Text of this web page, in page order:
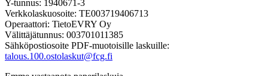
Y-tunnus: 1940671-3
Verkkolaskuosoite: TE003719406713
Operaattori: TietoEVRY Oy
Välittäjätunnus: 003701011385
Sähköpostiosoite PDF-muotoisille laskuille:
talous.100.ostolaskut@fcg.fi